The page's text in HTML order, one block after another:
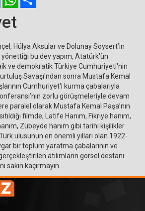
Hülya Aksular ve Dolunay Soysert’in
yönettiği bu dev yapım, Atatürk'ün
ve demokratik Türkiye Cumhuriyeti'nin
Savaşı'ndan sonra Mustafa Kemal
Cumhuriyet'i kurma çabalarıyla
zorlu görüşmeleriyle devam
paralel olarak Mustafa Kemal Paşa’nın
filmde, Latife Hanım, Fikriye hanım,
Zübeyde hanım gibi tarihi kişilikler
ulusunun en önemli yılları olan 1922-
bir toplum yaratma çabalarının ve
atılımların görsel destanı
kaçırmayın...